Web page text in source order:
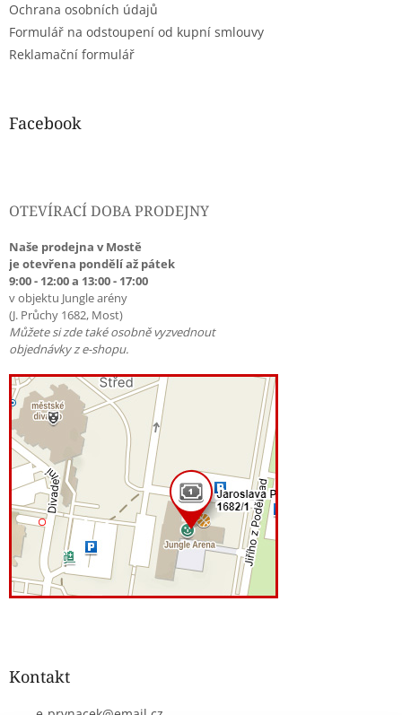
Ochrana osobních údajů
Formulář na odstoupení od kupní smlouvy
Reklamační formulář
Facebook
OTEVÍRACÍ DOBA PRODEJNY
Naše prodejna v Mostě
je otevřena pondělí až pátek
9:00 - 12:00 a 13:00 - 17:00
v objektu Jungle arény
(J. Průchy 1682, Most)
Můžete si zde také osobně vyzvednout
objednávky z e-shopu.
Kontakt